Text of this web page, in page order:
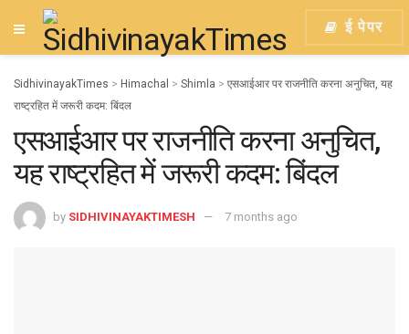
ई पेपर
SidhivinayakTimes > Himachal > Shimla > एसआईआर पर राजनीति करना अनुचित, यह
राष्ट्रहित में जरूरी कदम: बिंदल
एसआईआर पर राजनीति करना अनुचित,
यह राष्ट्रहित में जरूरी कदम: बिंदल
by SIDHIVINAYAKTIMESH 7 months ago